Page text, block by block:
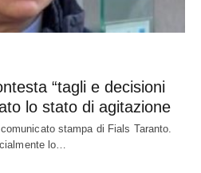
“tagli e decisioni
lo stato di agitazione
stampa di Fials Taranto.
lo…